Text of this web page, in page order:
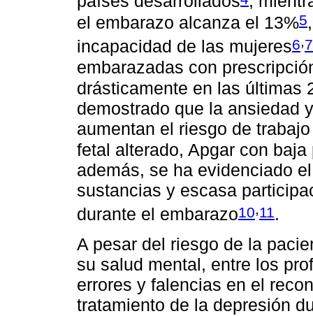
el embarazo alcanza el 13%5
incapacidad de las mujeres6,7
embarazadas con
drásticamente en las últimas
demostrado que la ansiedad
aumentan el riesgo de
fetal alterado, Apgar con
además, se ha evidenciado
sustancias y escasa
durante el embarazo10,11 .
A pesar del riesgo de la
su salud mental, entre los
errores y falencias en el
tratamiento de la depresión